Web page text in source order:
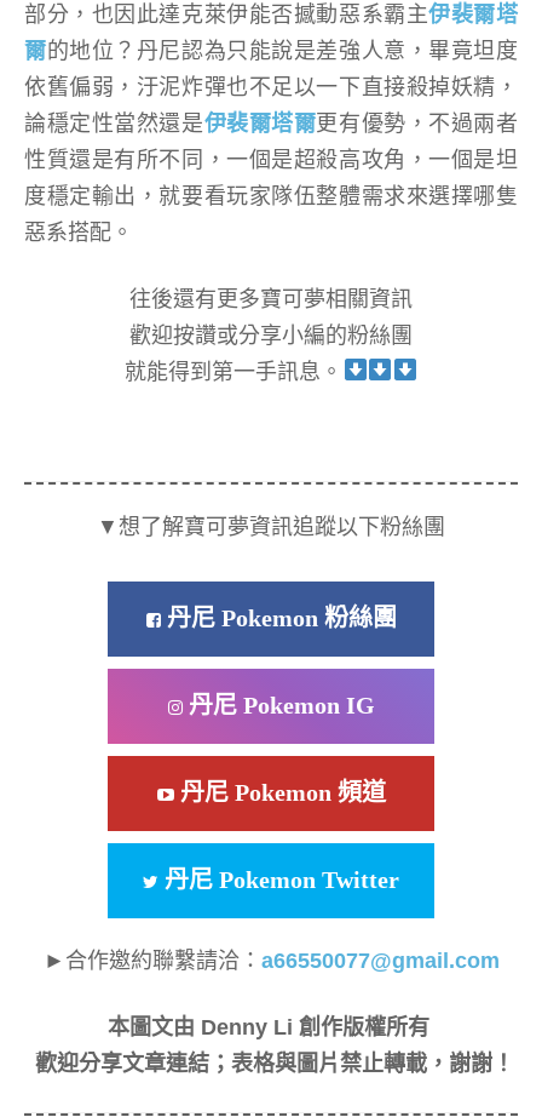
部分，也因此達克萊伊能否撼動惡系霸主伊裴爾塔
爾的地位？丹尼認為只能說是差強人意，畢竟坦度
依舊偏弱，汙泥炸彈也不足以一下直接殺掉妖精，
論穩定性當然還是伊裴爾塔爾更有優勢，不過兩者
性質還是有所不同，一個是超殺高攻角，一個是坦
度穩定輸出，就要看玩家隊伍整體需求來選擇哪隻
惡系搭配。
往後還有更多寶可夢相關資訊
歡迎按讚或分享小編的粉絲團
就能得到第一手訊息。
▼想了解寶可夢資訊追蹤以下粉絲團
丹尼 Pokemon 粉絲團
丹尼 Pokemon IG
丹尼 Pokemon 頻道
丹尼 Pokemon Twitter
►合作邀約聯繫請洽： a66550077@gmail.com
本圖文由 Denny Li 創作版權所有
歡迎分享文章連結；表格與圖片禁止轉載，謝謝！